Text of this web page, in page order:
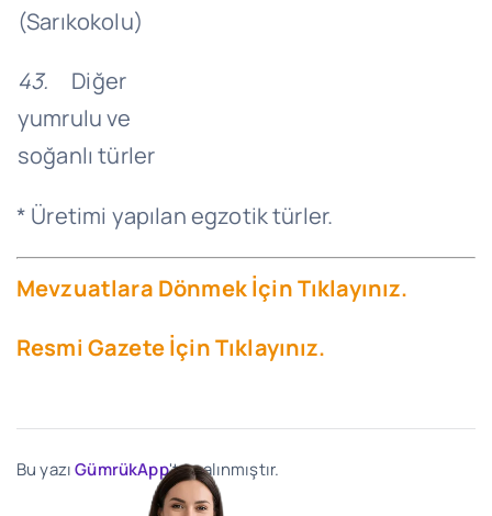
(Sarıkokolu)
43. Diğer
yumrulu ve
soğanlı türler
* Üretimi yapılan egzotik türler.
Mevzuatlara Dönmek İçin Tıklayınız.
Resmi Gazete İçin Tıklayınız.
Bu yazıGümrükApp'ten alınmıştır.